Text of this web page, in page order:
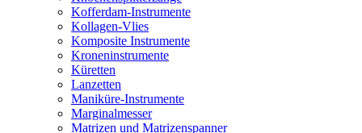
Kofferdam-Instrumente
Kollagen-Vlies
Komposite Instrumente
Kroneninstrumente
Küretten
Lanzetten
Maniküre-Instrumente
Marginalmesser
Matrizen und Matrizenspanner